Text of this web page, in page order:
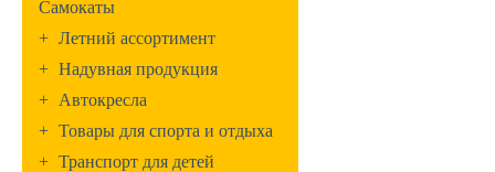
Самокаты
+ Летний ассортимент
+ Надувная продукция
+ Автокресла
+ Товары для спорта и отдыха
+ Транспорт для детей